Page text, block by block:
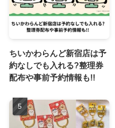
ちいかわらんど新宿店は予
約なしでも入れる?整理券
配布や事前予約情報も!!